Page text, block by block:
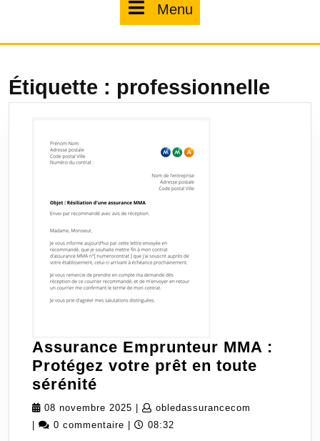
Menu
Étiquette : professionnelle
Assurance Emprunteur MMA :
Protégez votre prêt en toute
sérénité
Emprunteur
MMA
08 novembre 2025 08
novembre
obledassurancecom
0 commentaire 08:32